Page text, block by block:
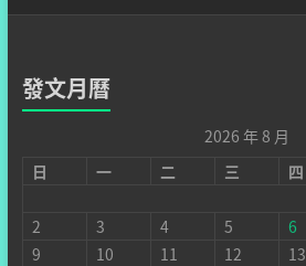
發文月曆
2026 年 8 月
日
一 二 三 四
2
3 4 5 6
9
10 11 12 13